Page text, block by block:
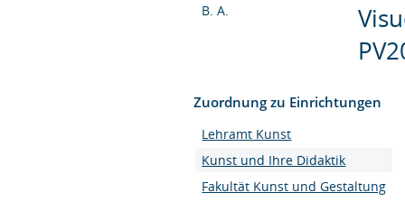
B. A.
Zuordnung zu Einrichtungen
Lehramt Kunst
Kunst und Ihre Didaktik
Fakultät Kunst und Gestaltung